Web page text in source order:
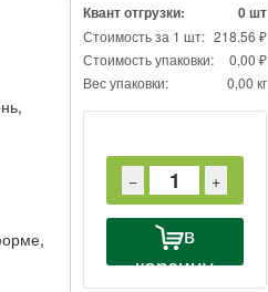
Квант отгрузки: 0 шт
Стоимость за 1 шт: 218.56 ₽
Стоимость упаковки:
0,00 ₽
Вес упаковки:
0,00 кг
− +
в
корзину